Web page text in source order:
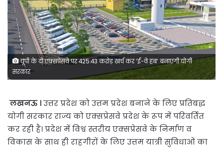
यूपी के दो एक्सप्रेसवे पर 425.43 करोड़ खर्च कर ‘ई-वे हब’ बनाएगी योगी
सरकार
लखनऊ ।उत्तर प्रदेश को उत्तम प्रदेश बनाने के लिए प्रतिबद्ध
योगी सरकार राज्य को एक्सप्रेसवे प्रदेश के रूप में परिवर्तित
कर रही है। प्रदेश में विश्व स्तरीय एक्सप्रेसवे के निर्माण व
विकास के साथ ही राहगीरों के लिए उत्तम यात्री सुविधाओं का